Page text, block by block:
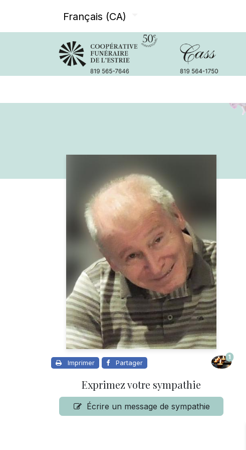
Français (CA)
Imprimer Partager
1
Exprimez votre sympathie
Écrire un message de sympathie